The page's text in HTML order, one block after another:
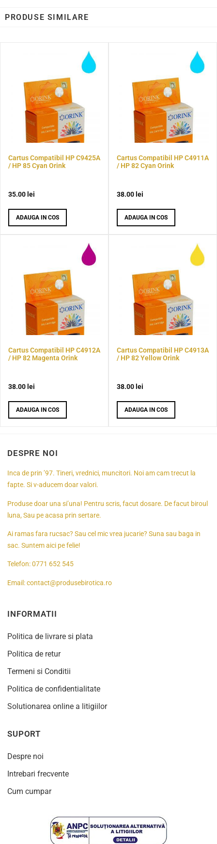
PRODUSE SIMILARE
Cartus Compatibil HP C9425A
/ HP 85 Cyan Orink
35.00 lei
ADAUGA IN COS
Cartus Compatibil HP C4911A
/ HP 82 Cyan Orink
38.00 lei
ADAUGA IN COS
Cartus Compatibil HP C4912A
/ HP 82 Magenta Orink
38.00 lei
ADAUGA IN COS
Cartus Compatibil HP C4913A
/ HP 82 Yellow Orink
38.00 lei
ADAUGA IN COS
DESPRE NOI
Inca de prin ’97. Tineri, vrednici, muncitori. Noi am cam trecut la
fapte. Si v-aducem doar valori.
Produse doar una si’una! Pentru scris, facut dosare. De facut biroul
luna, Sau pe acasa prin sertare.
Ai ramas fara rucsac? Sau cel mic vrea jucarie? Suna sau baga in
sac. Suntem aici pe felie!
Telefon:0771 652 545
Email:contact@produsebirotica.ro
INFORMATII
Politica de livrare si plata
Politica de retur
Termeni si Conditii
Politica de confidentialitate
Solutionarea online a litigiilor
SUPORT
Despre noi
Intrebari frecvente
Cum cumpar